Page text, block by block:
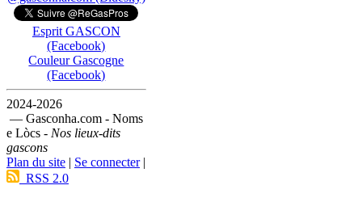
Esprit GASCON
(Facebook)
Couleur Gascogne
(Facebook)
2024-2026
— Gasconha.com - Noms
e Lòcs - Nos lieux-dits
gascons
Plan du site | Se connecter|
RSS 2.0